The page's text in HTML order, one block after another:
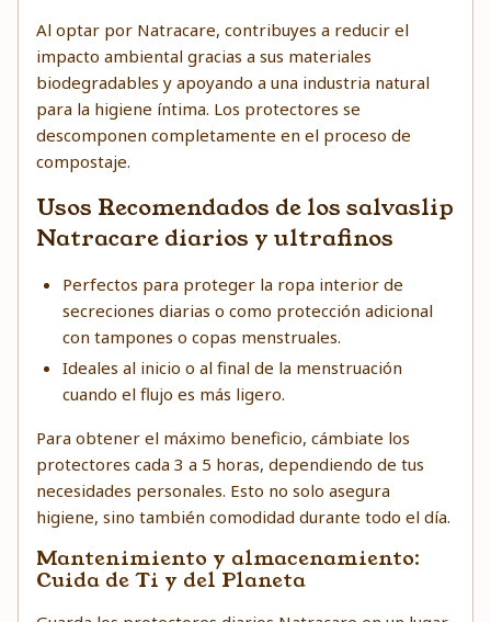
Al optar por Natracare, contribuyes a reducir el
impacto ambiental gracias a sus materiales
biodegradables y apoyando a una industria natural
para la higiene íntima. Los protectores se
descomponen completamente en el proceso de
compostaje.
Usos Recomendados de los salvaslip
Natracare diarios y ultrafinos
Perfectos para proteger la ropa interior de
secreciones diarias o como protección adicional
con tampones o copas menstruales.
Ideales al inicio o al final de la menstruación
cuando el flujo es más ligero.
Para obtener el máximo beneficio, cámbiate los
protectores cada 3 a 5 horas, dependiendo de tus
necesidades personales. Esto no solo asegura
higiene, sino también comodidad durante todo el día.
Mantenimiento y almacenamiento:
Cuida de Ti y del Planeta